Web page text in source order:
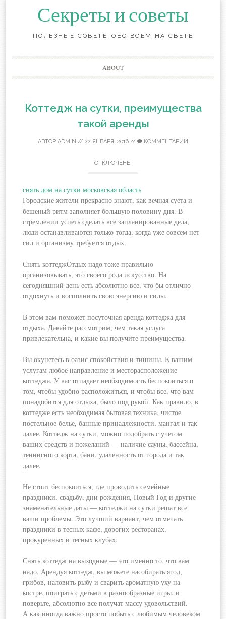
Секреты и советы
ПОЛЕЗНЫЕ СОВЕТЫ ОБО ВСЕМ НА СВЕТЕ
Перейти
к
ABOUT
Коттедж на сутки, преимущества
такой аренды
АВТОР ADMIN // 22 ЯНВАРЯ, 2016 // КОММЕНТАРИИ
ОТКЛЮЧЕНЫ
снять дом на сутки московская область
Городские жители прекрасно знают, как вечная суета и
бешеный ритм заполняет большую половину дня. В
стремлении успеть сделать все запланированные дела,
люди останавливаются только тогда, когда уже совсем нет
сил и организму требуется отдых.
Снять коттеджОтдых надо тоже правильно
организовывать, это своего рода искусство. На
сегодняшний день есть абсолютно все, что бы отлично
отдохнуть и восполнить свою энергию и силы.
В этом вам поможет посуточная аренда коттеджа для
отдыха. Давайте рассмотрим, чем такая услуга
привлекательна, и какие вы получите преимущества.
Вы окунетесь в оазис спокойствия и тишины. К вашим
услугам любое направление и месторасположение
коттеджа. У вас отпадает необходимость беспокоиться о
том, чтобы удобно расположиться, и чтобы все, что вам
понадобится для отдыха, было под рукой. Как правило, в
коттедже есть необходимая бытовая техника, чистое
постельное белье, банные принадлежности, мангал и так
далее. Коттедж на сутки, можно подобрать с учетом
ваших средств и пожеланий — наличие сауны, бассейна,
теннисного корта, бани, удаленность от города и так
далее.
Не стоит беспокоиться, где проводить семейные
праздники, свадьбу, дни рождения, Новый Год и другие
знаменательные даты — коттеджи на сутки решат все
ваши проблемы. Это лучший вариант, чем отмечать
праздники в тесных кафе, дорогих ресторанах,
прокуренных и тесных клубах.
Снять коттедж на выходные — это именно то, что вам
надо. Арендуя коттедж, вы можете насобирать ягод,
грибов, наловить рыбу и сварить ароматную уху на
костре, поиграть с детьми в разнообразные игры, и
поверьте, абсолютно все получат массу удовольствий.
А как иногда важно просто побыть с любимым человеком